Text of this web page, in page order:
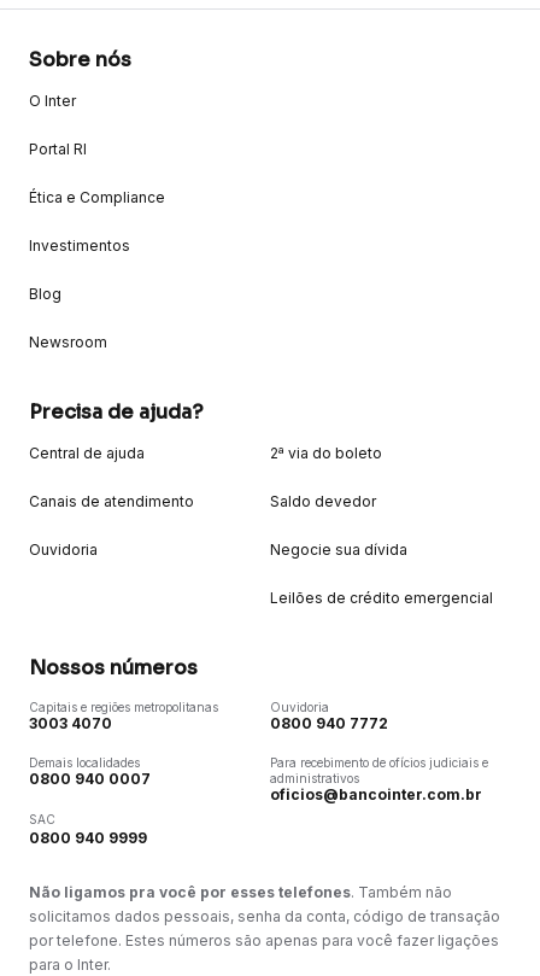
Sobre nós
O Inter
Portal RI
Ética e Compliance
Investimentos
Blog
Newsroom
Precisa de ajuda?
Central de ajuda
Canais de atendimento
Ouvidoria
2ª via do boleto
Saldo devedor
Negocie sua dívida
Leilões de crédito emergencial
Nossos números
Capitais e regiões metropolitanas
3003 4070
Demais localidades
0800 940 0007
SAC
0800 940 9999
Ouvidoria
0800 940 7772
Para recebimento de ofícios judiciais e
administrativos
oficios@bancointer.com.br
Não ligamos pra você por esses telefones. Também não
solicitamos dados pessoais, senha da conta, código de transação
por telefone. Estes números são apenas para você fazer ligações
para o Inter.